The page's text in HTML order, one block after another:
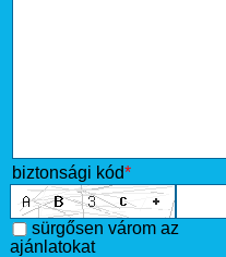
biztonsági kód*
sürgősen várom az
ajánlatokat